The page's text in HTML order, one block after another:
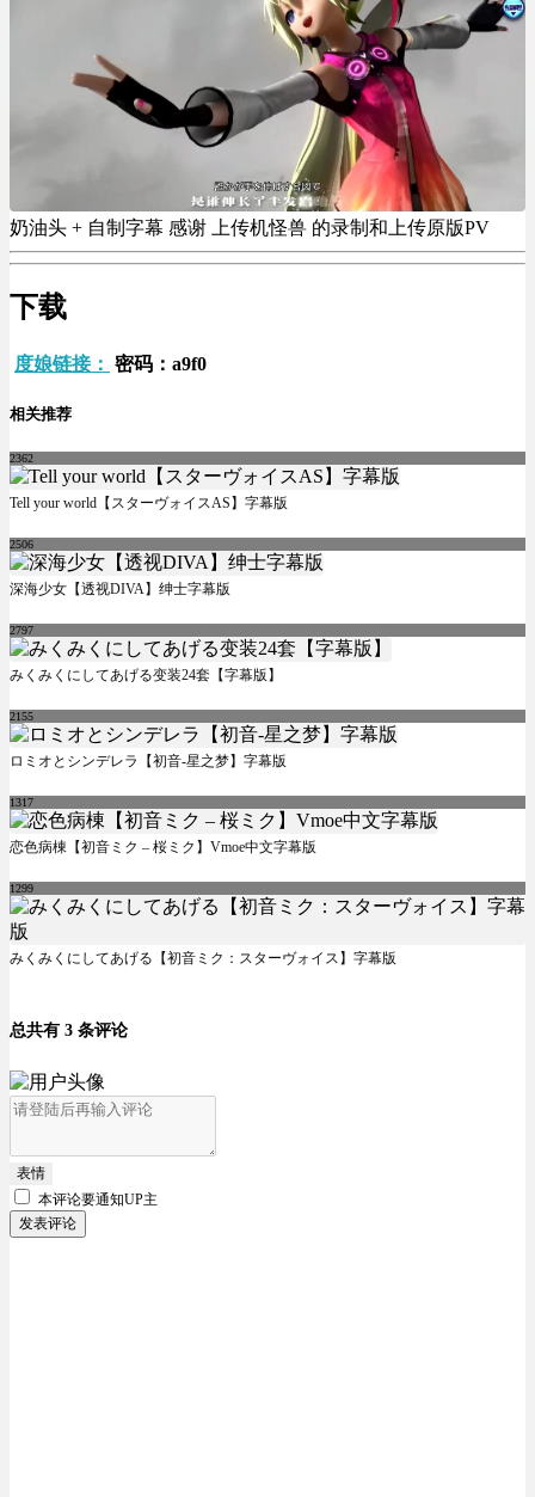
奶油头 + 自制字幕 感谢 上传机怪兽 的录制和上传原版PV
下载
度娘链接： 密码：a9f0
相关推荐
2362
Tell your world【スターヴォイスAS】字幕版
2506
深海少女【透视DIVA】绅士字幕版
2797
みくみくにしてあげる变装24套【字幕版】
2155
ロミオとシンデレラ【初音-星之梦】字幕版
1317
恋色病棟【初音ミク – 桜ミク】Vmoe中文字幕版
1299
みくみくにしてあげる【初音ミク：スターヴォイス】字幕版
总共有 3 条评论
表情
本评论要通知UP主
发表评论